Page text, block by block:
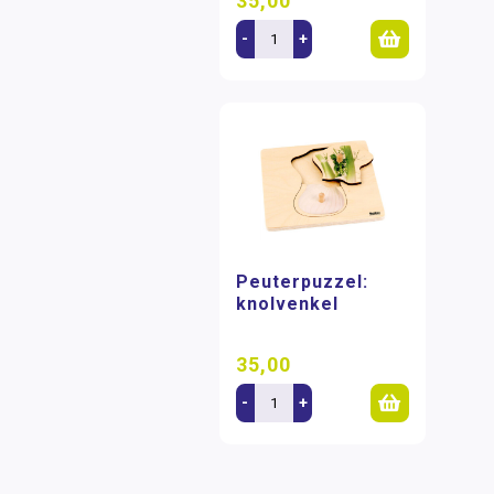
- +
Peuterpuzzel:
knolvenkel
35,00
- +